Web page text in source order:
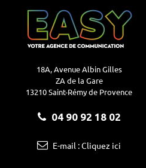
18A, Avenue Albin Gilles
ZA de la Gare
13210 Saint-Rémy de Provence
04 90 92 18 02
E-mail : Cliquez ici